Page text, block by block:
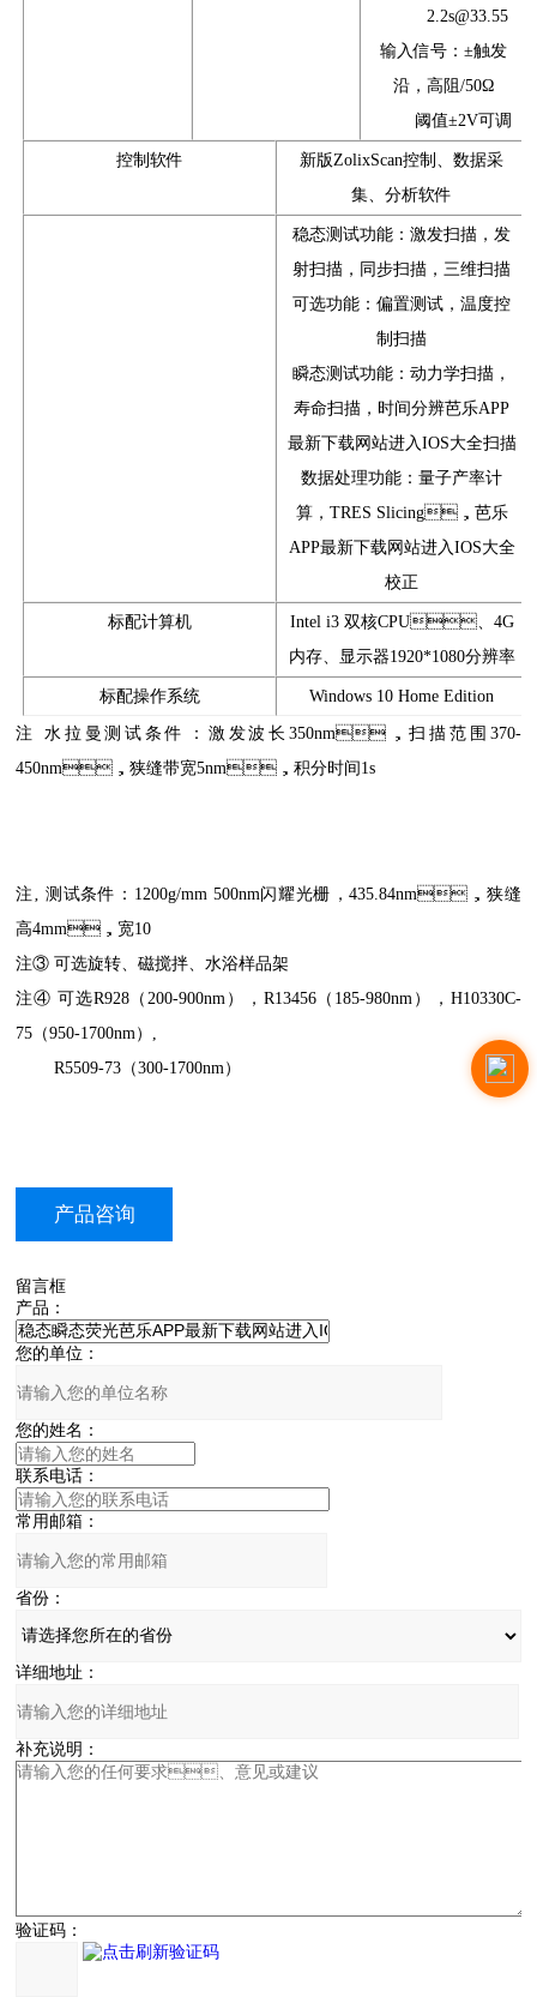
2.2s@33.55
输入信号：±触发
沿，高阻/50Ω
阈值±2V可调
控制软件
新版ZolixScan控制、数据采
集、分析软件
稳态测试功能：激发扫描，发
射扫描，同步扫描，三维扫描
可选功能：偏置测试，温度控
制扫描
瞬态测试功能：动力学扫描，
寿命扫描，时间分辨芭乐APP
最新下载网站进入IOS大全扫描
数据处理功能：量子产率计
算，TRES Slicing，芭乐
APP最新下载网站进入IOS大全
校正
标配计算机
Intel i3 双核CPU、4G
内存、显示器1920*1080分辨率
标配操作系统 Windows 10 Home Edition
注 水拉曼测试条件：激发波长350nm，扫描范围370-
450nm，狭缝带宽5nm，积分时间1s
注‚ 测试条件：1200g/mm 500nm闪耀光栅，435.84nm，狭缝
高4mm，宽10
注③ 可选旋转、磁搅拌、水浴样品架
注④ 可选R928（200-900nm），R13456（185-980nm），H10330C-
75（950-1700nm）,
R5509-73（300-1700nm）
产品咨询
留言框
产品：
您的单位：
您的姓名：
联系电话：
常用邮箱：
省份：
详细地址：
补充说明：
验证码：